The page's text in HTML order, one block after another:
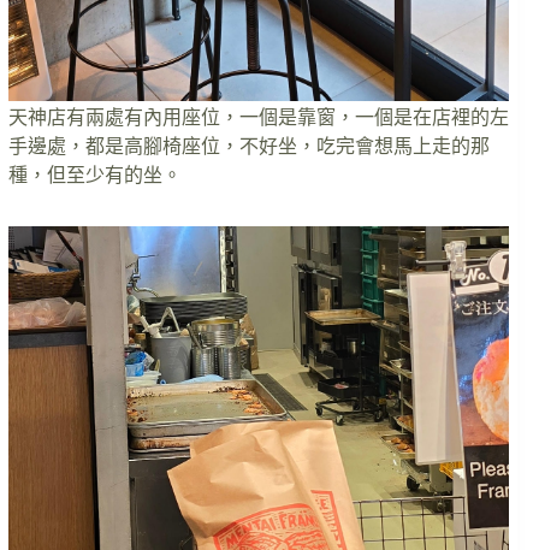
天神店有兩處有內用座位，一個是靠窗，一個是在店裡的左
手邊處，都是高腳椅座位，不好坐，吃完會想馬上走的那
種，但至少有的坐。